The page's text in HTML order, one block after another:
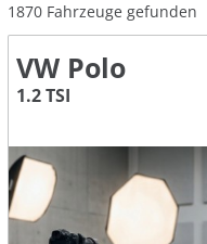
1870 Fahrzeuge gefunden
VW Polo
1.2 TSI